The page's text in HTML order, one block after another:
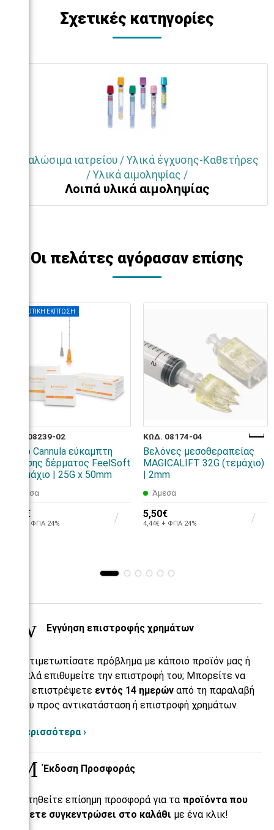
Σχετικές κατηγορίες
Αναλώσιμα ιατρείου / Υλικά έγχυσης-Καθετήρες
/ Υλικά αιμοληψίας /
Λοιπά υλικά αιμοληψίας
Οι πελάτες αγόρασαν επίσης
ΠΟΣΟΤΙΚΗ ΕΚΠΤΩΣΗ
ΚΩΔ. 08239-02
Micro Cannula εύκαμπτη
έγχυσης δέρματος FeelSoft
1 τεμάχιο | 25G x 50mm
Άμεσα
5,90€
4,76€ + ΦΠΑ 24%
ΚΩΔ. 08174-04
Βελόνες μεσοθεραπείας
MAGICALIFT 32G (τεμάχιο)
| 2mm
Άμεσα
5,50€
4,44€ + ΦΠΑ 24%
Εγγύηση επιστροφής χρημάτων
Αντιμετωπίσατε πρόβλημα με κάποιο προϊόν μας ή
απλά επιθυμείτε την επιστροφή του; Μπορείτε να
το επιστρέψετε εντός 14 ημερών από τη παραλαβή
του προς αντικατάσταση ή επιστροφή χρημάτων.
Περισσότερα ›
Έκδοση Προσφοράς
Αιτηθείτε επίσημη προσφορά για τα προϊόντα που
έχετε συγκεντρώσει στο καλάθι με ένα κλικ!